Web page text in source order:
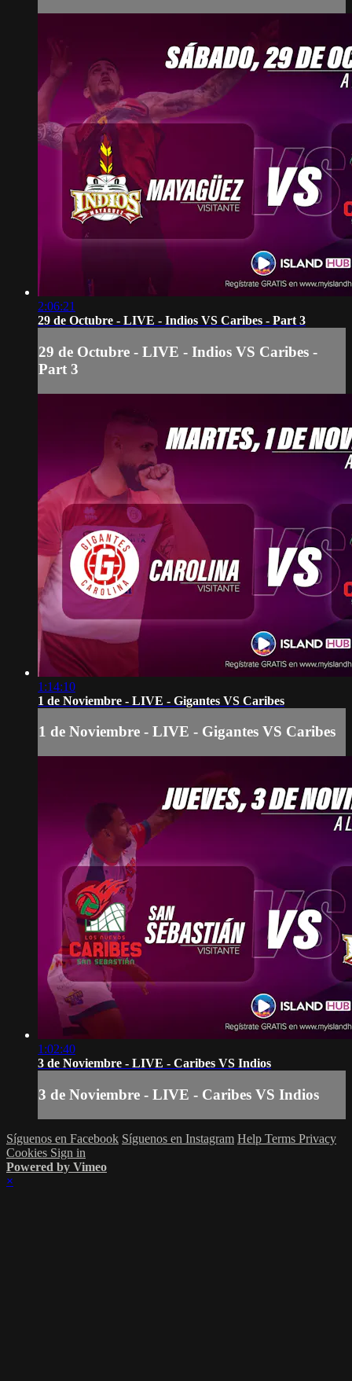
2:06:21
29 de Octubre - LIVE - Indios VS Caribes - Part 3
29 de Octubre - LIVE - Indios VS Caribes -
Part 3
1:14:10
1 de Noviembre - LIVE - Gigantes VS Caribes
1 de Noviembre - LIVE - Gigantes VS Caribes
1:02:40
3 de Noviembre - LIVE - Caribes VS Indios
3 de Noviembre - LIVE - Caribes VS Indios
Síguenos en Facebook Síguenos en Instagram Help Terms Privacy
Cookies Sign in
Powered by Vimeo
×